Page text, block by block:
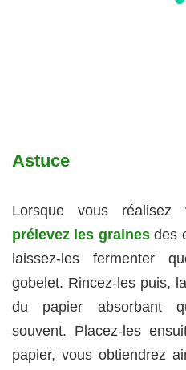
Astuce
Lorsque vous
prélevez les grainesdes
laissez-les fermenter
gobelet. Rincez-les puis,
du papier absorbant
souvent. Placez-les
papier, vous obtiendrez